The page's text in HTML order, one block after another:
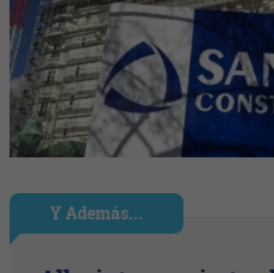
Y Además...